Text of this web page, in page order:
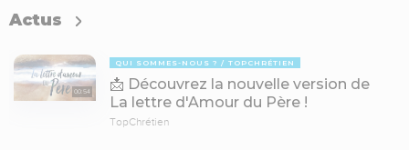
Actus
00:54
QUI SOMMES-NOUS ? TOPCHRÉTIEN
📩 Découvrez la nouvelle version de
La lettre d'Amour du Père !
TopChrétien